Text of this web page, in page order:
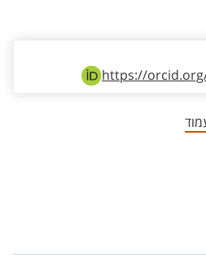
https://